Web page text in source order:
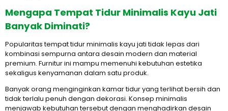
Mengapa Tempat Tidur Minimalis Kayu Jati
Banyak Diminati?
Popularitas tempat tidur minimalis kayu jati tidak lepas dari
kombinasi sempurna antara desain modern dan material
premium. Furnitur ini mampu memenuhi kebutuhan estetika
sekaligus kenyamanan dalam satu produk.
Banyak orang menginginkan kamar tidur yang terlihat bersih dan
tidak terlalu penuh dengan dekorasi. Konsep minimalis
menjawab kebutuhan tersebut dengan menghadirkan desain